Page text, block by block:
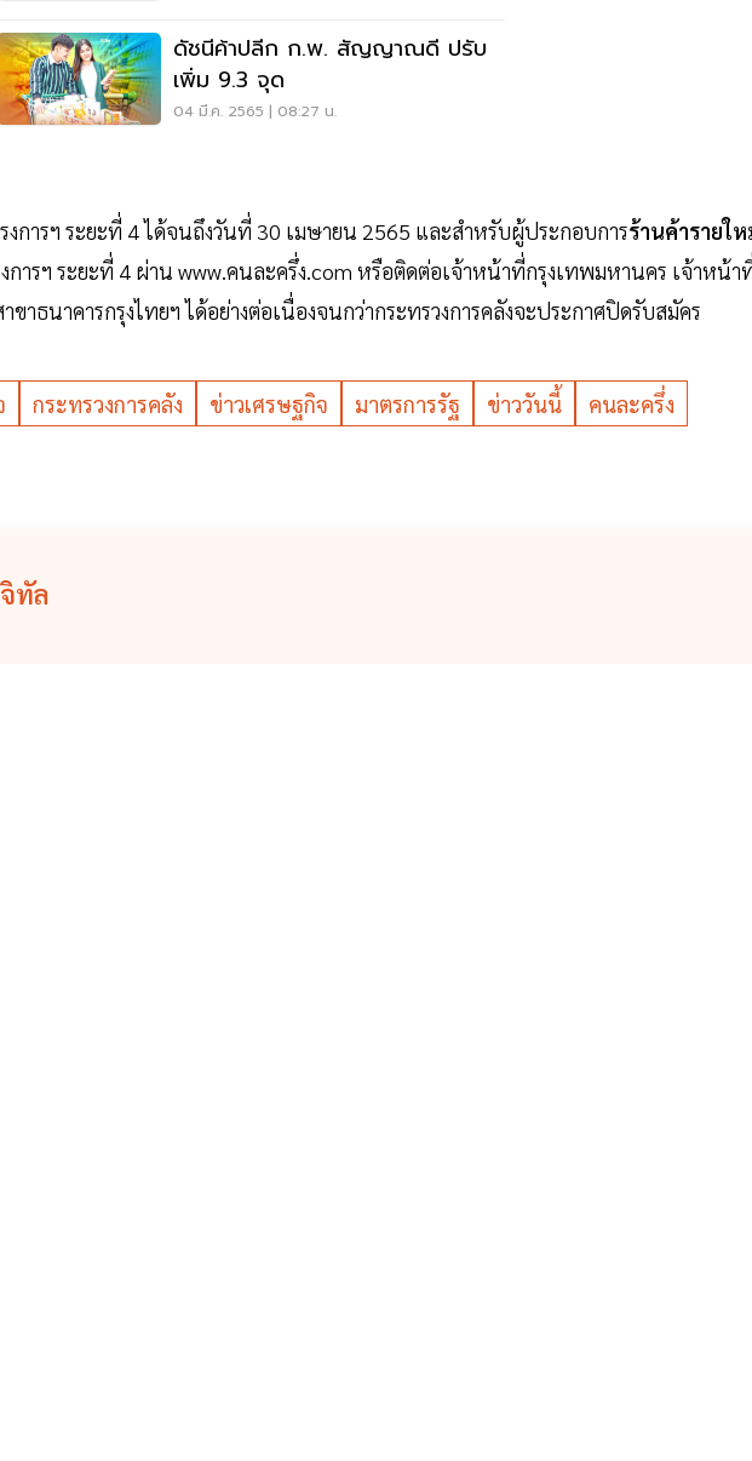
ดัชนีค้าปลีก ก.พ. สัญญาณดี ปรับ
เพิ่ม 9.3 จุด
04 มี.ค. 2565 | 08:27 น.
งการฯ ระยะที่ 4 ได้จนถึงวันที่ 30 เมษายน 2565 และสำหรับผู้ประกอบการร้านค้ารายใ
งการฯ ระยะที่ 4 ผ่าน www.คนละครึ่ง.com หรือติดต่อเจ้าหน้าที่กรุงเทพมหานคร เจ้าหน้า
าธนาคารกรุงไทยฯ ได้อย่างต่อเนื่องจนกว่ากระทรวงการคลังจะประกาศปิดรับสมัคร
กระทรวงการคลัง ข่าวเศรษฐกิจ มาตรการรัฐ ข่าววันนี้
คนละครึ่ง
ทัล